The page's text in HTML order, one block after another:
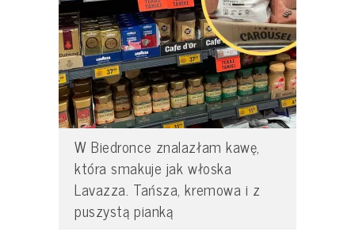
W Biedronce znalazłam kawę,
która smakuje jak włoska
Lavazza. Tańsza, kremowa i z
puszystą pianką